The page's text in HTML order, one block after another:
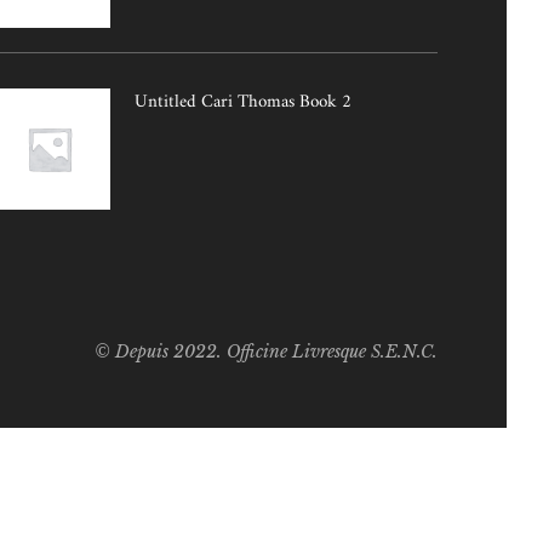
Untitled Cari Thomas Book 2
© Depuis 2022. Officine Livresque S.E.N.C.